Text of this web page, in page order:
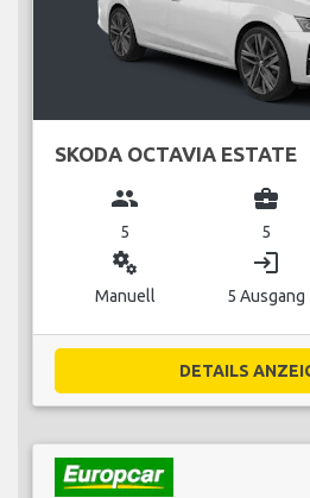
SKODA OCTAVIA ESTATE
group
5
business_center
5
miscellaneous_services
Manuell
login
5 Ausgang
DETAILS